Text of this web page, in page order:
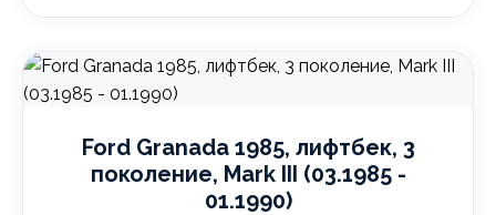
Ford Granada 1985, лифтбек, 3
поколение, Mark III (03.1985 -
01.1990)